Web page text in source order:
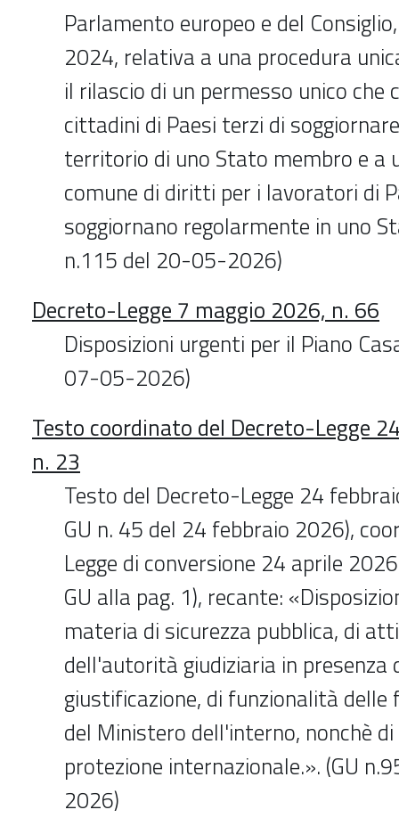
Parlamento europeo e del
2024, relativa a una procedura
il rilascio di un permesso unico che
cittadini di Paesi terzi di
territorio di uno Stato membro e a
comune di diritti per i lavoratori di
soggiornano regolarmente in uno
n.115 del 20-05-2026)
Decreto-Legge 7 maggio 2026, n. 66
Disposizioni urgenti per il Piano
07-05-2026)
Testo coordinato del Decreto-Legge
n. 23
Testo del Decreto-Legge 24
GU n. 45 del 24 febbraio 2026),
Legge di conversione 24 aprile
GU alla pag. 1), recante:
materia di sicurezza pubblica, di
dell'autorità giudiziaria in presenza
giustificazione, di funzionalità delle
del Ministero dell'interno, nonchè
protezione internazionale.». (GU
2026)